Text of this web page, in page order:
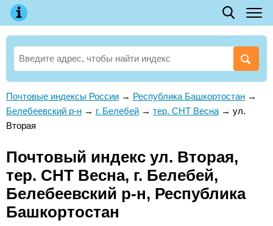
Почтовые индексы России → Республика Башкортостан →
Белебеевский р-н → г. Белебей → тер. СНТ Весна → ул.
Вторая
Почтовый индекс ул. Вторая,
тер. СНТ Весна, г. Белебей,
Белебеевский р-н, Республика
Башкортостан